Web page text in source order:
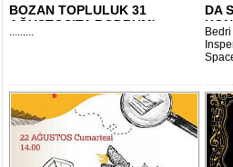
BOZAN TOPLULUK 31
AĞUSTOS’TA BODRUM'..
.........
DA